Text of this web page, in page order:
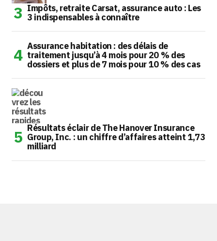
Impôts, retraite Carsat, assurance auto : Les
3 indispensables à connaître
Assurance habitation : des délais de
traitement jusqu’à 4 mois pour 20 % des
dossiers et plus de 7 mois pour 10 % des cas
Résultats éclair de The Hanover Insurance
Group, Inc. : un chiffre d’affaires atteint 1,73
milliard